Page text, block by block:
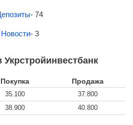
- 74
Новости- 3
Покупка Продажа
35.100
37.800
38.900 40.800